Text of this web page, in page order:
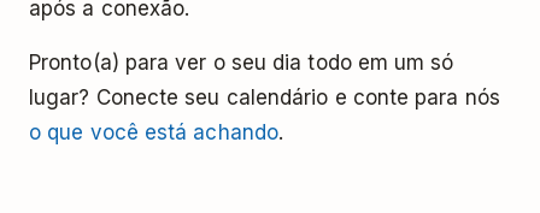
após a conexão.
Pronto(a) para ver o seu dia todo em um só
lugar? Conecte seu calendário e conte para nós
o que você está achando.